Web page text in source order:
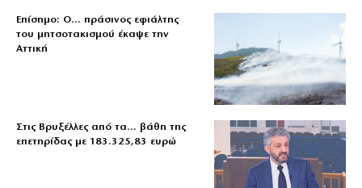
Επίσημο: Ο… πράσινος εφιάλτης
του μητσοτακισμού έκαψε την
Αττική
Στις Βρυξέλλες από τα… βάθη της
επετηρίδας με 183.325,83 ευρώ